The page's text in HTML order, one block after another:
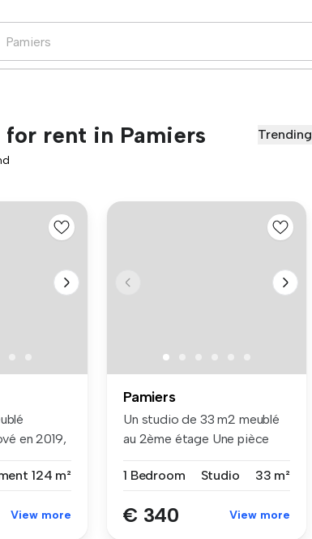
rent in Pamiers Trending
en 2019,
124 m²
View more
Pamiers
Un studio de 33 m2 meublé
au 2ème étage Une pièce
1 Bedroom
Studio 33 m²
€ 340 View more